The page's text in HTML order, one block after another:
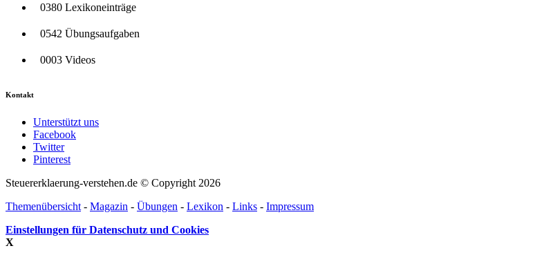
0380 Lexikoneinträge
0542 Übungsaufgaben
0003 Videos
Kontakt
Unterstützt uns
Facebook
Twitter
Pinterest
Steuererklaerung-verstehen.de © Copyright 2026
Themenübersicht - Magazin - Übungen - Lexikon - Links - Impressum
Einstellungen für Datenschutz und Cookies
X